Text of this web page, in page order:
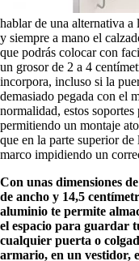
hablar de una alternativa a
y siempre a mano el
que podrás colocar con
un grosor de 2 a 4
incorpora, incluso si la
demasiado pegada con el
normalidad, estos
permitiendo un montaje
que en la parte superior
marco impidiendo un
Con unas dimensiones
de ancho y 14,5
aluminio te permite
el espacio para guardar
cualquier puerta o
armario, en un vestidor,